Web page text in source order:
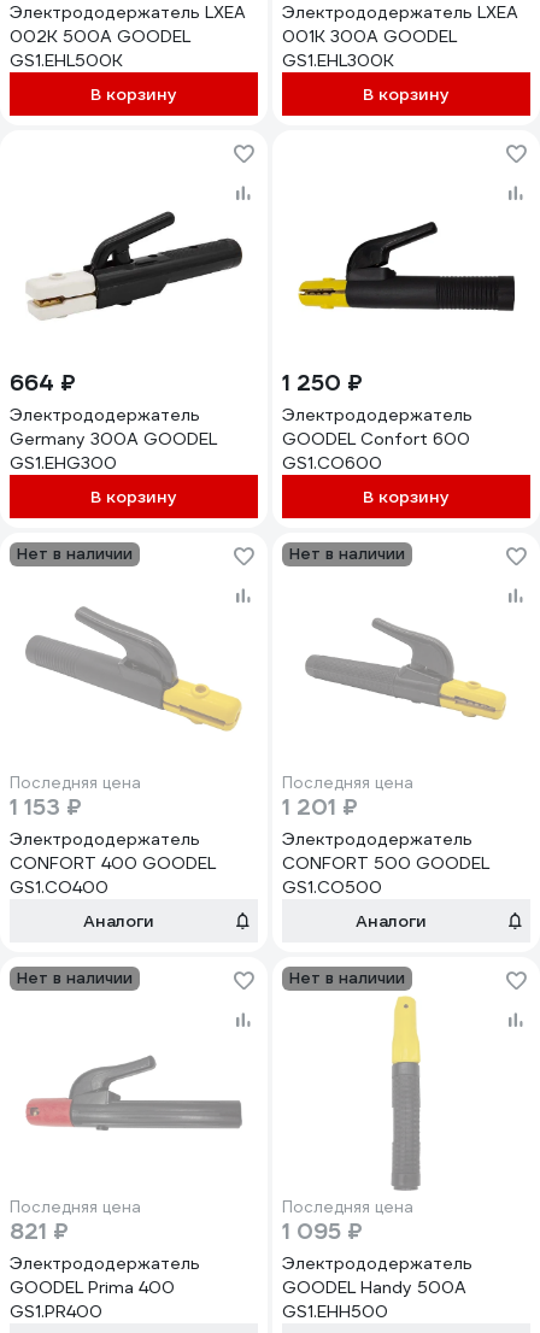
Электрододержатель LXEA
002K 500A GOODEL
GS1.EHL500K
В корзину
Электрододержатель LXEA
001K 300A GOODEL
GS1.EHL300K
В корзину
664 ₽
Электрододержатель
Germany 300А GOODEL
GS1.EHG300
В корзину
1 250 ₽
Электрододержатель
GOODEL Confort 600
GS1.CO600
В корзину
Нет в наличии
Последняя цена
1 153 ₽
Электрододержатель
CONFORT 400 GOODEL
GS1.CO400
Аналоги
Нет в наличии
Последняя цена
1 201 ₽
Электрододержатель
CONFORT 500 GOODEL
GS1.CO500
Аналоги
Нет в наличии
Последняя цена
821 ₽
Электрододержатель
GOODEL Prima 400
GS1.PR400
Нет в наличии
Последняя цена
1 095 ₽
Электрододержатель
GOODEL Handy 500A
GS1.EHH500